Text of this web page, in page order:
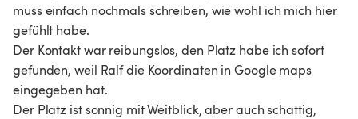
muss einfach nochmals schreiben, wie wohl ich mich hier
gefühlt habe.
Der Kontakt war reibungslos, den Platz habe ich sofort
gefunden, weil Ralf die Koordinaten in Google maps
eingegeben hat.
Der Platz ist sonnig mit Weitblick, aber auch schattig,